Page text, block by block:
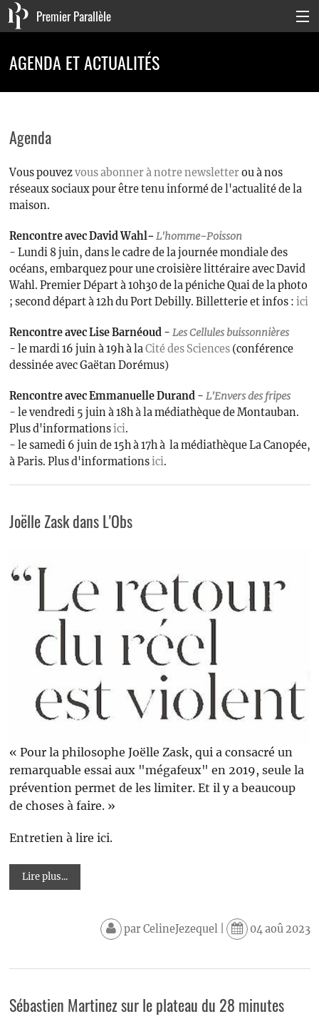
Premier Parallèle
Agenda & actualités
La maison
Connexion
AGENDA ET ACTUALITÉS
Agenda
Vous pouvezvous abonner à notre newsletterou à nos
réseaux sociaux pour être tenu informé de l'actualité de la
maison.
Rencontre avec David Wahl- L'homme-Poisson
- Lundi 8 juin, dans le cadre de la journée mondiale des
océans, embarquez pour une croisière littéraire avec David
Wahl. Premier Départ à 10h30 de la péniche Quai de la photo
; second départ à 12h du Port Debilly. Billetterie et infos : ici
Rencontre avec Lise Barnéoud - LesCellules buissonnières
- le mardi 16 juin à 19h à laCité des Sciences(conférence
dessinée avec Gaëtan Dorémus)
Rencontre avec Emmanuelle Durand - L'Envers des fripes
- le vendredi 5 juin à 18h à la médiathèque de Montauban.
Plus d'informationsici.
- le samedi 6 juin de 15h à 17h à la médiathèque La Canopée,
à Paris. Plus d'informationsici.
Joëlle Zask dans L'Obs
« Pour la philosophe Joëlle Zask, qui a consacré un
remarquable essai aux "mégafeux" en 2019, seule la
prévention permet de les limiter. Et il y a beaucoup
de choses à faire. »
Entretien à lire ici.
Lire plus...
parCelineJezequel| 04 aoû 2023
Sébastien Martinez sur le plateau du 28 minutes